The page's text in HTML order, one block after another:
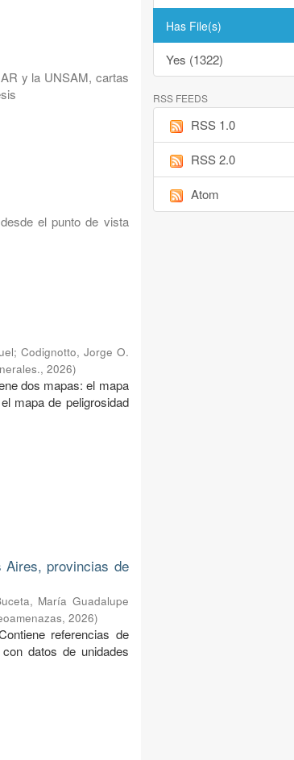
y la UNSAM, cartas
el punto de vista
;Codignotto, Jorge O.
,2026)
dos mapas: el mapa
mapa de peligrosidad
Aires, provincias de
María Guadalupe
,2026)
referencias de
datos de unidades
Has File(s)
Yes (1322)
RSS FEEDS
RSS 1.0
RSS 2.0
Atom